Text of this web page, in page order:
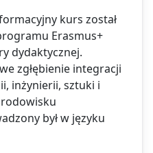
kurs został
Erasmus+
dydaktycznej.
zgłębienie integracji
inżynierii, sztuki i
był w języku